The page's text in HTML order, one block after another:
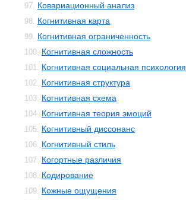
97. Ковариационный анализ
98. Когнитивная карта
99. Когнитивная ограниченность
100. Когнитивная сложность
101. Когнитивная социальная психология
102. Когнитивная структура
103. Когнитивная схема
104. Когнитивная теория эмоций
105. Когнитивный диссонанс
106. Когнитивный стиль
107. Когортные различия
108. Кодирование
109. Кожные ощущения